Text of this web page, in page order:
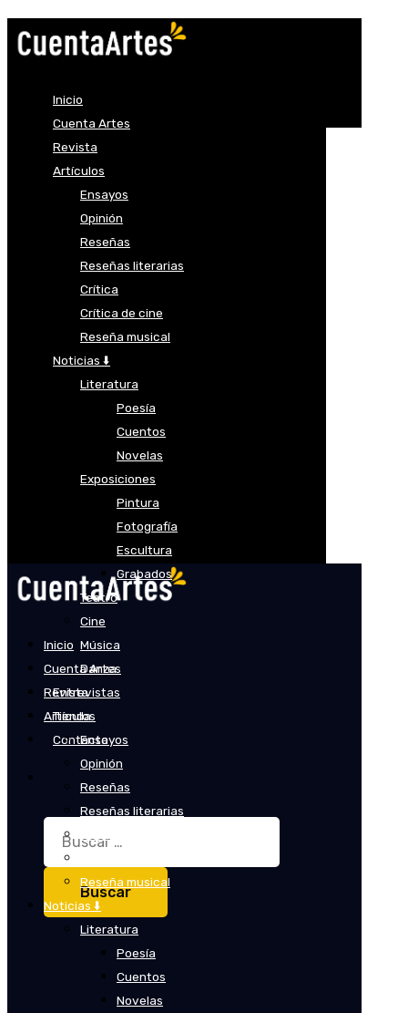
Inicio
Cuenta Artes
Revista
Artículos
Ensayos
Opinión
Reseñas
Reseñas literarias
Crítica
Crítica de cine
Reseña musical
Noticias ⬇️
Literatura
Poesía
Cuentos
Novelas
Exposiciones
Pintura
Fotografía
Escultura
Grabados
Teatro
Cine
Música
Danza
Entrevistas
Tienda
Contacto
Buscar:
Inicio
Cuenta Artes
Revista
Artículos
Ensayos
Opinión
Reseñas
Reseñas literarias
Reseña musical
Noticias ⬇️
Literatura
Poesía
Cuentos
Novelas